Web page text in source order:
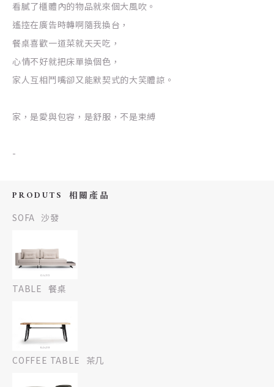
看膩了櫃體內的物品就來個大風吹。
遙控在廣告時轉啊隨我換台，
餐桌喜歡一道菜就天天吃，
心情不好就把床單換個色，
家人互相鬥嘴卻又能默契式的大笑體諒。
家，是愛與包容，是舒服，不是束縛
-
PRODUTS
相關產品
SOFA 沙發
TABLE 餐桌
COFFEE TABLE 茶几